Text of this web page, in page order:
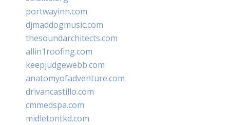
portwayinn.com
djmaddogmusic.com
thesoundarchitects.com
allin1roofing.com
keepjudgewebb.com
anatomyofadventure.com
drivancastillo.com
cmmedspa.com
midletontkd.com